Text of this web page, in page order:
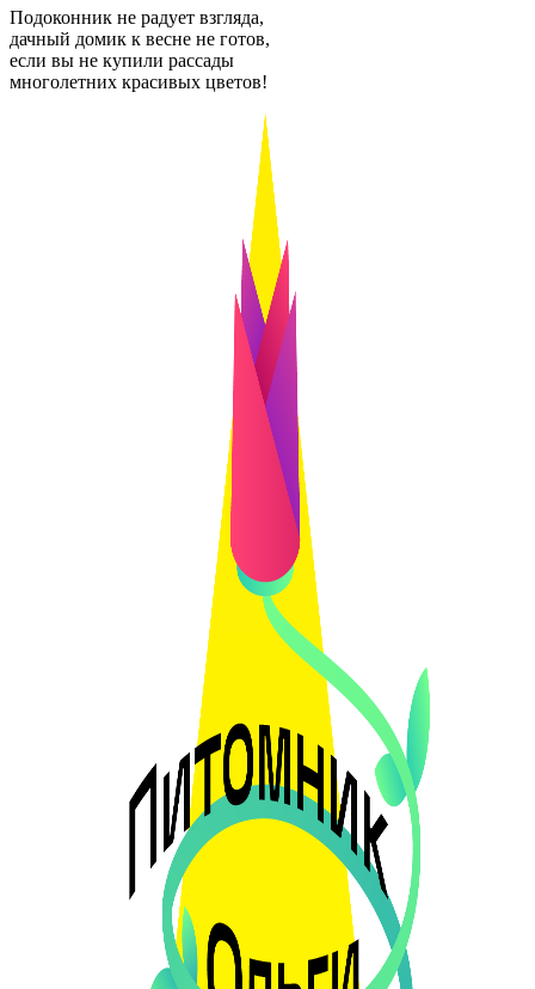
Подоконник не радует взгляда,
дачный домик к весне не готов,
если вы не купили рассады
многолетних красивых цветов!